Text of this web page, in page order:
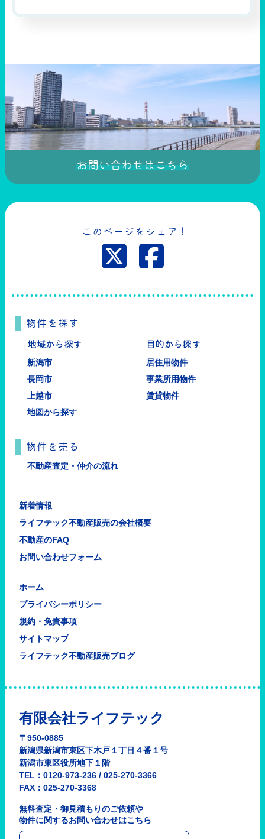
お問い合わせはこちら
このページをシェア！
物件を探す
地域から探す
新潟市
長岡市
上越市
地図から探す
目的から探す
居住用物件
事業所用物件
賃貸物件
物件を売る
不動産査定・仲介の流れ
新着情報
ライフテック不動産販売の会社概要
不動産のFAQ
お問い合わせフォーム
ホーム
プライバシーポリシー
規約・免責事項
サイトマップ
ライフテック不動産販売ブログ
有限会社ライフテック
〒950-0885
新潟県新潟市東区下木戸１丁目４番１号
新潟市東区役所地下１階
TEL：0120-973-236 / 025-270-3366
FAX：025-270-3368
無料査定・御見積もりのご依頼や
物件に関するお問い合わせはこちら